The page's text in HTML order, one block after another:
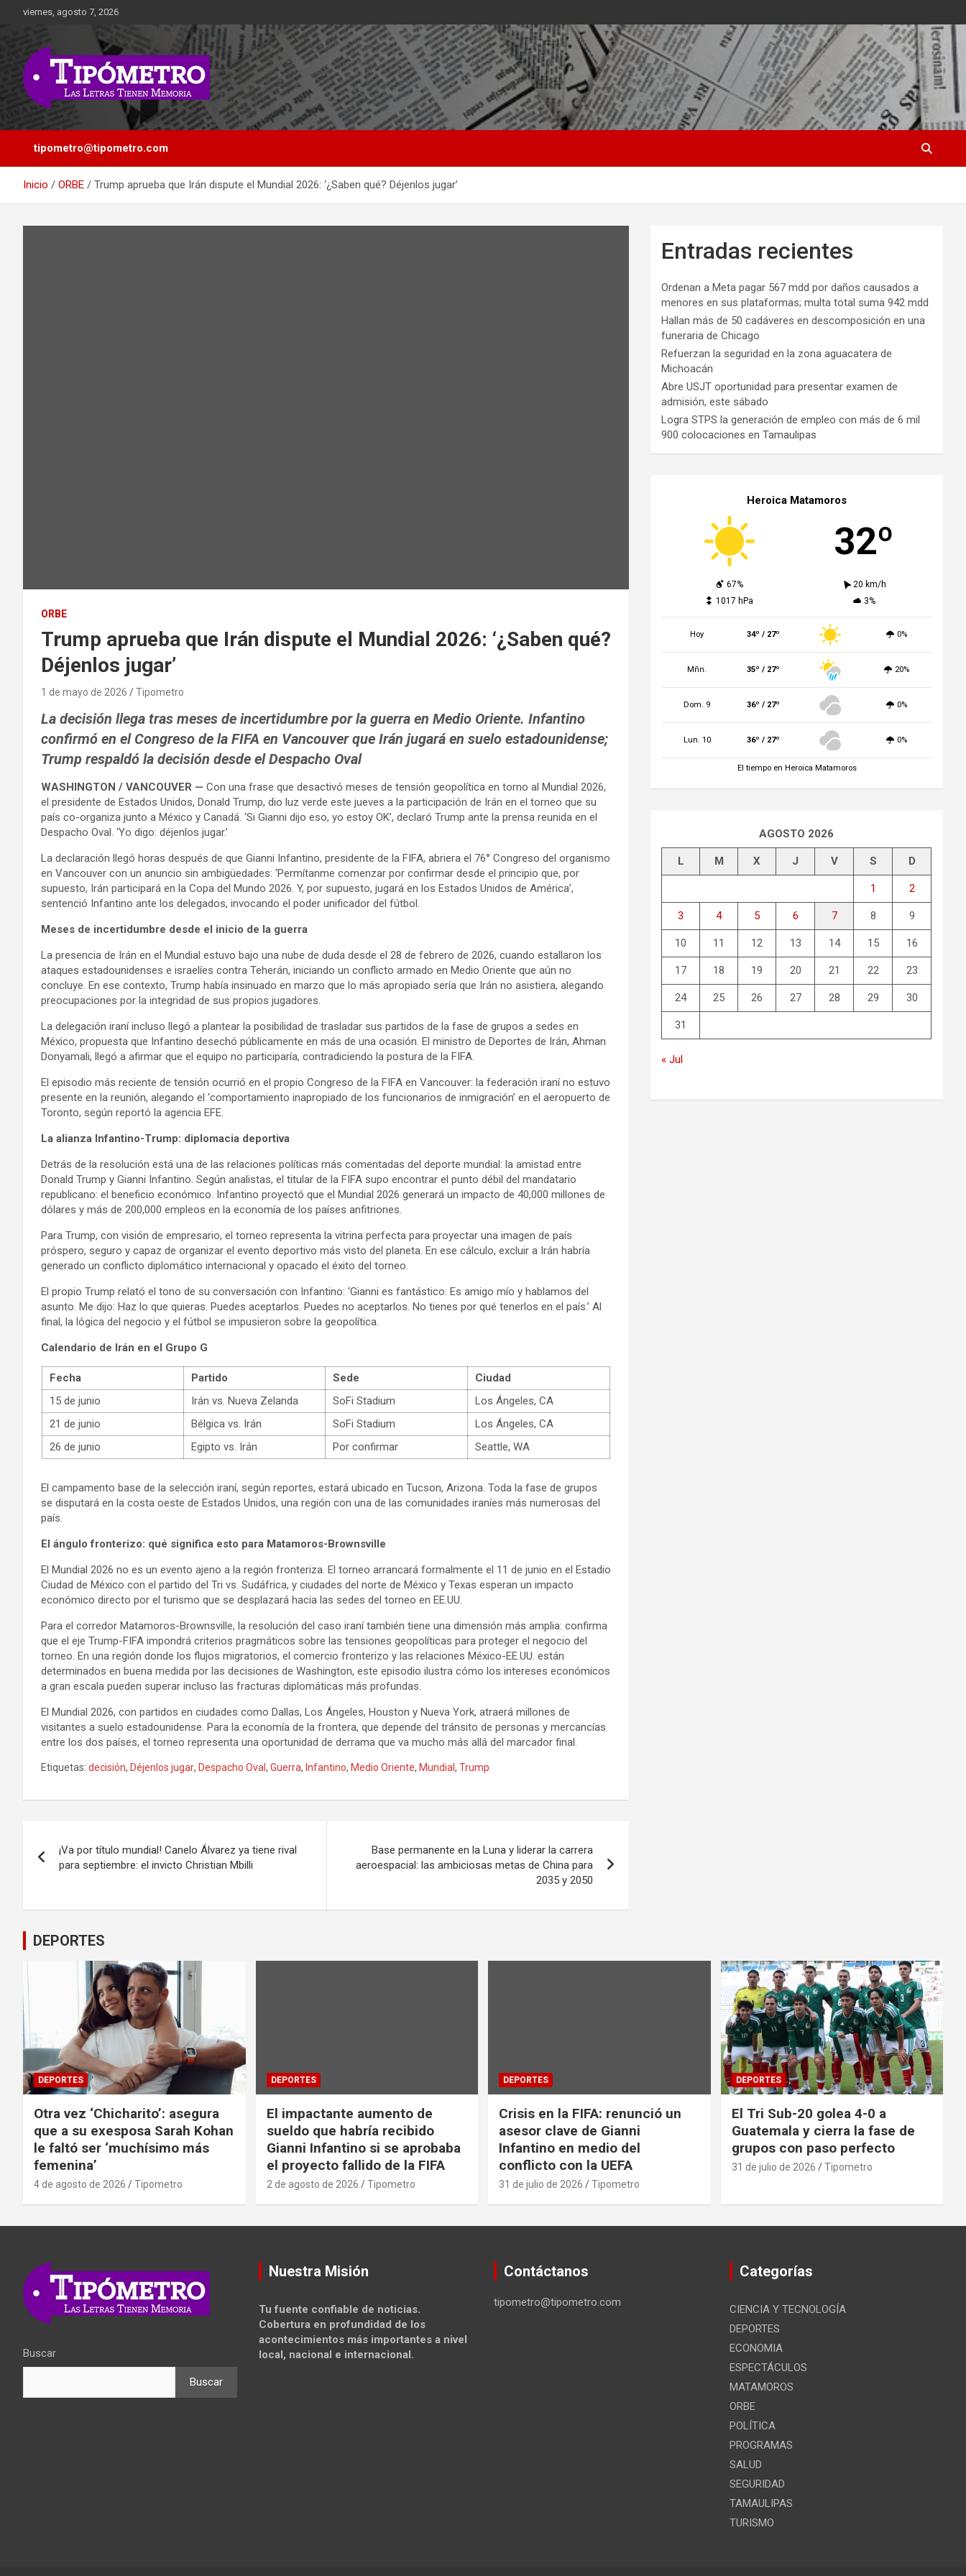
viernes, agosto 7, 2026
Tipometro
Las Letras Tienen Memoria
tipometro@tipometro.com
Inicio ORBE Trump aprueba que Irán dispute el Mundial 2026: ‘¿Saben qué? Déjenlos jugar’
ORBE
Trump aprueba que Irán dispute el Mundial 2026: ‘¿Saben qué?
Déjenlos jugar’
1 de mayo de 2026 Tipometro
La decisión llega tras meses de incertidumbre por la guerra en Medio Oriente. Infantino
confirmó en el Congreso de la FIFA en Vancouver que Irán jugará en suelo estadounidense;
Trump respaldó la decisión desde el Despacho Oval
WASHINGTON / VANCOUVER — Con una frase que desactivó meses de tensión geopolítica en torno al Mundial 2026,
el presidente de Estados Unidos, Donald Trump, dio luz verde este jueves a la participación de Irán en el torneo que su
país co-organiza junto a México y Canadá. ‘Si Gianni dijo eso, yo estoy OK’, declaró Trump ante la prensa reunida en el
Despacho Oval. ‘Yo digo: déjenlos jugar.’
La declaración llegó horas después de que Gianni Infantino, presidente de la FIFA, abriera el 76° Congreso del organismo
en Vancouver con un anuncio sin ambigüedades: ‘Permítanme comenzar por confirmar desde el principio que, por
supuesto, Irán participará en la Copa del Mundo 2026. Y, por supuesto, jugará en los Estados Unidos de América’,
sentenció Infantino ante los delegados, invocando el poder unificador del fútbol.
Meses de incertidumbre desde el inicio de la guerra
La presencia de Irán en el Mundial estuvo bajo una nube de duda desde el 28 de febrero de 2026, cuando estallaron los
ataques estadounidenses e israelíes contra Teherán, iniciando un conflicto armado en Medio Oriente que aún no
concluye. En ese contexto, Trump había insinuado en marzo que lo más apropiado sería que Irán no asistiera, alegando
preocupaciones por la integridad de sus propios jugadores.
La delegación iraní incluso llegó a plantear la posibilidad de trasladar sus partidos de la fase de grupos a sedes en
México, propuesta que Infantino desechó públicamente en más de una ocasión. El ministro de Deportes de Irán, Ahman
Donyamali, llegó a afirmar que el equipo no participaría, contradiciendo la postura de la FIFA.
El episodio más reciente de tensión ocurrió en el propio Congreso de la FIFA en Vancouver: la federación iraní no estuvo
presente en la reunión, alegando el ‘comportamiento inapropiado de los funcionarios de inmigración’ en el aeropuerto de
Toronto, según reportó la agencia EFE.
La alianza Infantino-Trump: diplomacia deportiva
Detrás de la resolución está una de las relaciones políticas más comentadas del deporte mundial: la amistad entre
Donald Trump y Gianni Infantino. Según analistas, el titular de la FIFA supo encontrar el punto débil del mandatario
republicano: el beneficio económico. Infantino proyectó que el Mundial 2026 generará un impacto de 40,000 millones de
dólares y más de 200,000 empleos en la economía de los países anfitriones.
Para Trump, con visión de empresario, el torneo representa la vitrina perfecta para proyectar una imagen de país
próspero, seguro y capaz de organizar el evento deportivo más visto del planeta. En ese cálculo, excluir a Irán habría
generado un conflicto diplomático internacional y opacado el éxito del torneo.
El propio Trump relató el tono de su conversación con Infantino: ‘Gianni es fantástico. Es amigo mío y hablamos del
asunto. Me dijo: Haz lo que quieras. Puedes aceptarlos. Puedes no aceptarlos. No tienes por qué tenerlos en el país.’ Al
final, la lógica del negocio y el fútbol se impusieron sobre la geopolítica.
Calendario de Irán en el Grupo G
Fecha Partido Sede
Ciudad
15 de junio
Irán vs. Nueva Zelanda SoFi Stadium
Los Ángeles, CA
21 de junio
Bélgica vs. Irán SoFi Stadium
Los Ángeles, CA
26 de junio
Egipto vs. Irán Por confirmar Seattle, WA
El campamento base de la selección iraní, según reportes, estará ubicado en Tucson, Arizona. Toda la fase de grupos
se disputará en la costa oeste de Estados Unidos, una región con una de las comunidades iraníes más numerosas del
país.
El ángulo fronterizo: qué significa esto para Matamoros-Brownsville
El Mundial 2026 no es un evento ajeno a la región fronteriza. El torneo arrancará formalmente el 11 de junio en el Estadio
Ciudad de México con el partido del Tri vs. Sudáfrica, y ciudades del norte de México y Texas esperan un impacto
económico directo por el turismo que se desplazará hacia las sedes del torneo en EE.UU.
Para el corredor Matamoros-Brownsville, la resolución del caso iraní también tiene una dimensión más amplia: confirma
que el eje Trump-FIFA impondrá criterios pragmáticos sobre las tensiones geopolíticas para proteger el negocio del
torneo. En una región donde los flujos migratorios, el comercio fronterizo y las relaciones México-EE.UU. están
determinados en buena medida por las decisiones de Washington, este episodio ilustra cómo los intereses económicos
a gran escala pueden superar incluso las fracturas diplomáticas más profundas.
El Mundial 2026, con partidos en ciudades como Dallas, Los Ángeles, Houston y Nueva York, atraerá millones de
visitantes a suelo estadounidense. Para la economía de la frontera, que depende del tránsito de personas y mercancías
entre los dos países, el torneo representa una oportunidad de derrama que va mucho más allá del marcador final.
Etiquetas: decisión, Déjenlos jugar, Despacho Oval , Guerra, Infantino, Medio Oriente, Mundial , Trump
de
¡Va por título mundial! Canelo Álvarez ya tiene rival
para septiembre: el invicto Christian Mbilli
Base permanente en la Luna y liderar la carrera
aeroespacial: las ambiciosas metas de China para
2035 y 2050
Entradas recientes
Ordenan a Meta pagar 567 mdd por daños causados a
menores en sus plataformas; multa total suma 942 mdd
Hallan más de 50 cadáveres en descomposición en una
funeraria de Chicago
Refuerzan la seguridad en la zona aguacatera de
Michoacán
Abre USJT oportunidad para presentar examen de
admisión, este sábado
Logra STPS la generación de empleo con más de 6 mil
900 colocaciones en Tamaulipas
Heroica Matamoros
32º
67%
20 km/h
1017 hPa
3%
Hoy 34º / 27º 0%
Mñn. 35º / 27º 20%
Dom. 9 36º / 27º 0%
Lun. 10 36º / 27º 0%
El tiempo en Heroica Matamoros
AGOSTO 2026
L M X J V S D
1 2
3 4 5 6 7 8 9
10 11 12 13 14 15 16
17 18 19 20 21 22 23
24 25 26 27 28 29 30
31
« Jul
DEPORTES
DEPORTES
Otra vez ‘Chicharito’: asegura
que a su exesposa Sarah Kohan
le faltó ser ‘muchísimo más
femenina’
4 de agosto de 2026 Tipometro
DEPORTES
El impactante aumento de
sueldo que habría recibido
Gianni Infantino si se aprobaba
el proyecto fallido de la FIFA
2 de agosto de 2026 Tipometro
DEPORTES
Crisis en la FIFA: renunció un
asesor clave de Gianni
Infantino en medio del
conflicto con la UEFA
31 de julio de 2026 Tipometro
DEPORTES
El Tri Sub-20 golea 4-0 a
Guatemala y cierra la fase de
grupos con paso perfecto
31 de julio de 2026 Tipometro
Buscar
Buscar
Nuestra Misión
Tu fuente confiable de noticias.
Cobertura en profundidad de los
acontecimientos más importantes a nivel
local, nacional e internacional.
Contáctanos
tipometro@tipometro.com
Categorías
CIENCIA Y TECNOLOGÍA
DEPORTES
ECONOMIA
ESPECTÁCULOS
MATAMOROS
ORBE
POLÍTICA
PROGRAMAS
SALUD
SEGURIDAD
TAMAULIPAS
TURISMO